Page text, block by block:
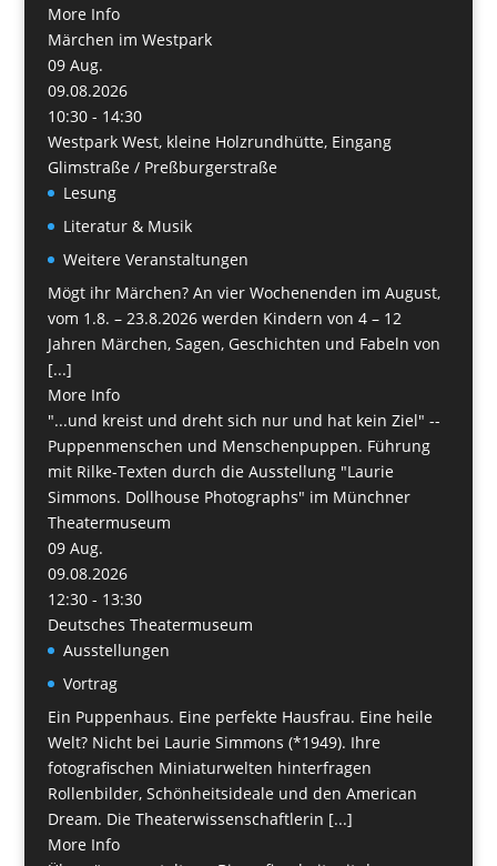
More Info
Märchen im Westpark
09 Aug.
09.08.2026
10:30 - 14:30
Westpark West, kleine Holzrundhütte, Eingang
Glimstraße / Preßburgerstraße
Lesung
Literatur & Musik
Weitere Veranstaltungen
Mögt ihr Märchen? An vier Wochenenden im August,
vom 1.8. – 23.8.2026 werden Kindern von 4 – 12
Jahren Märchen, Sagen, Geschichten und Fabeln von
[...]
More Info
"...und kreist und dreht sich nur und hat kein Ziel" --
Puppenmenschen und Menschenpuppen. Führung
mit Rilke-Texten durch die Ausstellung "Laurie
Simmons. Dollhouse Photographs" im Münchner
Theatermuseum
09 Aug.
09.08.2026
12:30 - 13:30
Deutsches Theatermuseum
Ausstellungen
Vortrag
Ein Puppenhaus. Eine perfekte Hausfrau. Eine heile
Welt? Nicht bei Laurie Simmons (*1949). Ihre
fotografischen Miniaturwelten hinterfragen
Rollenbilder, Schönheitsideale und den American
Dream. Die Theaterwissenschaftlerin [...]
More Info